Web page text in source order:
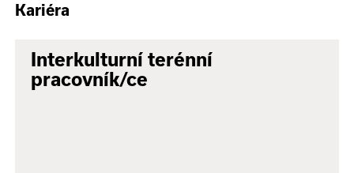
Kariéra
Interkulturní terénní
pracovník/ce